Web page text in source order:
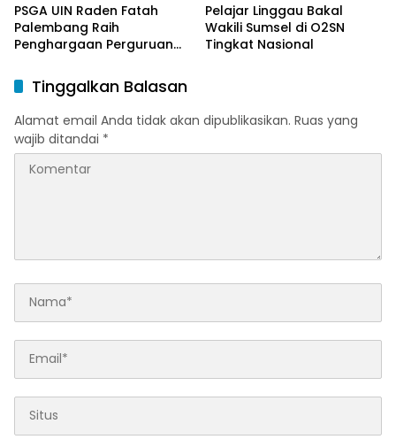
Menjadi Driver Taksi Online
PSGA UIN Raden Fatah
Palembang Raih
Penghargaan Perguruan
Peringkat Pratama
Pelajar Linggau Bakal
Wakili Sumsel di O2SN
Tingkat Nasional
Tinggalkan Balasan
Alamat email Anda tidak akan dipublikasikan. Ruas yang
wajib ditandai *